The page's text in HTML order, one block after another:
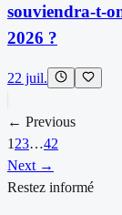
souviendra-t-
2026 ?
22 juil.
← Previous
1 23…42
Next →
Restez informé